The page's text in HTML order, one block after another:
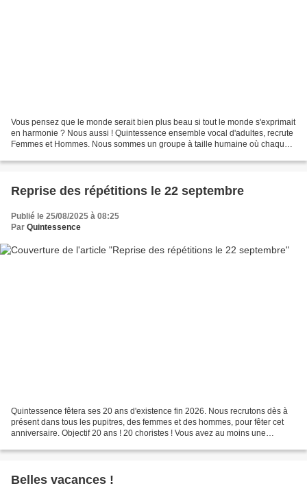
Vous pensez que le monde serait bien plus beau si tout le monde s'exprimait
en harmonie ? Nous aussi ! Quintessence ensemble vocal d'adultes, recrute
Femmes et Hommes. Nous sommes un groupe à taille humaine où chaque
Reprise des répétitions le 22 septembre
Publié le 25/08/2025 à 08:25
Par Quintessence
Quintessence fêtera ses 20 ans d'existence fin 2026. Nous recrutons dès à
présent dans tous les pupitres, des femmes et des hommes, pour fêter cet
anniversaire. Objectif 20 ans ! 20 choristes ! Vous avez au moins une
Belles vacances !